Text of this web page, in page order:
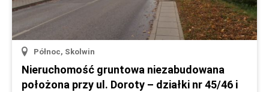
Północ, Skolwin
Nieruchomość gruntowa niezabudowana
położona przy ul. Doroty – działki nr 45/46 i